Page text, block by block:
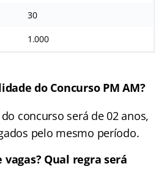
30
1.000
do Concurso PM AM?
concurso será de 02 anos,
pelo mesmo período.
Qual regra será